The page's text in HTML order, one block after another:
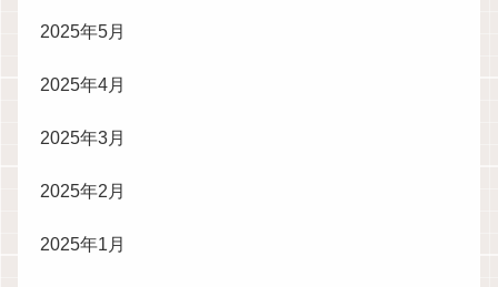
2025年5月
2025年4月
2025年3月
2025年2月
2025年1月